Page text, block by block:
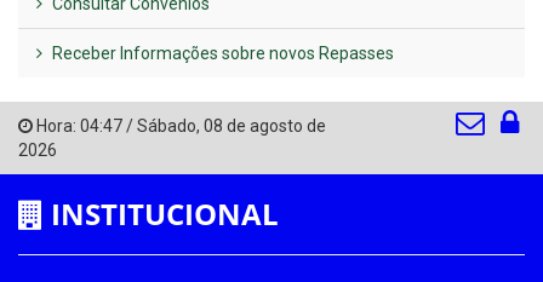
Receber Informações sobre novos Repasses
Hora: 04:47/Sábado, 08 de agosto de
2026
INSTITUCIONAL